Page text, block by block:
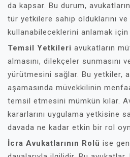
da kapsar. Bu durum,
tür yetkilere sahip olduklarını
kullanabileceklerini anlamak için
Temsil Yetkileri avukatların
almasını, dilekçeler sunmasını
yürütmesini sağlar. Bu yetkiler,
aşamasında müvekkilinin
temsil etmesini mümkün kılar.
kararlarını uygulama yetkisine
davada ne kadar etkin bir rol
İcra Avukatlarının Rolü ise